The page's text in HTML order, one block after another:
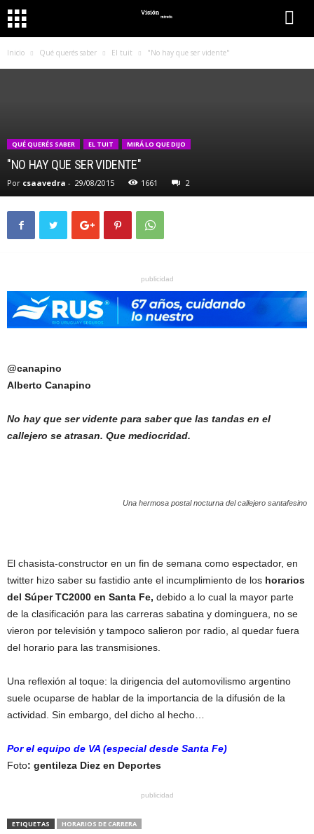
Inicio Qué querés saber El tuit "No hay que ser vidente"
QUÉ QUERÉS SABER EL TUIT MIRÁ LO QUE DIJO
"NO HAY QUE SER VIDENTE"
Por csaavedra - 29/08/2015 1661 2
publicidad
@canapino
Alberto Canapino
No hay que ser vidente para saber que las tandas en el
callejero se atrasan. Que mediocridad.
Una hermosa postal nocturna del callejero santafesino
El chasista-constructor en un fin de semana como espectador, en
twitter hizo saber su fastidio ante el incumplimiento de los horarios
del Súper TC2000 en Santa Fe, debido a lo cual la mayor parte
de la clasificación para las carreras sabatina y dominguera, no se
vieron por televisión y tampoco salieron por radio, al quedar fuera
del horario para las transmisiones.
Una reflexión al toque: la dirigencia del automovilismo argentino
suele ocuparse de hablar de la importancia de la difusión de la
actividad. Sin embargo, del dicho al hecho…
Por el equipo de VA (especial desde Santa Fe)
Foto: gentileza Diez en Deportes
publicidad
ETIQUETAS HORARIOS DE CARRERA